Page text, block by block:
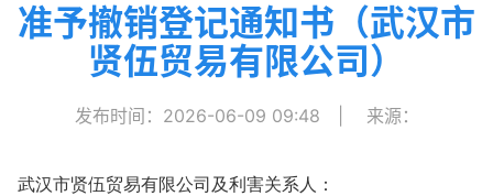
准予撤销登记通知书（武汉市
贤伍贸易有限公司）
发布时间：2026-06-09 09:48 来源：
武汉市贤伍贸易有限公司及利害关系人：